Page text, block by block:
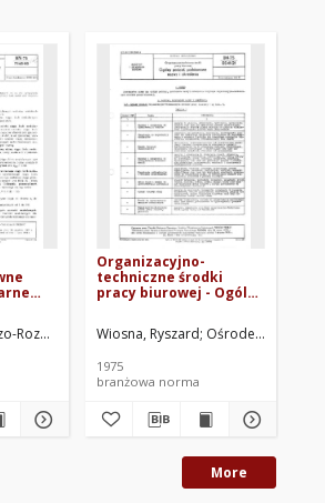
Rozwojowy Środków Organizacyjno-
Organizacyjno-
techniczne środki
pracy biurowej - Ogólny
nazwy i określenia BN-
75/8541-21
Wiosna, Ryszard Ośrodek
1975
branżowa norma
More